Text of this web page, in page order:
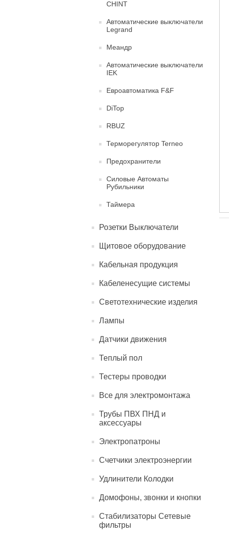
CHINT
Автоматические выключатели
Legrand
Меандр
Автоматические выключатели
IEK
Евроавтоматика F&F
DiTop
RBUZ
Терморегулятор Terneo
Предохранители
Силовые Автоматы
Рубильники
Таймера
Розетки Выключатели
Щитовое оборудование
Кабельная продукция
Кабеленесущие системы
Светотехнические изделия
Лампы
Датчики движения
Теплый пол
Тестеры проводки
Все для электромонтажа
Трубы ПВХ ПНД и
аксессуары
Электропатроны
Счетчики электроэнергии
Удлинители Колодки
Домофоны, звонки и кнопки
Стабилизаторы Сетевые
фильтры